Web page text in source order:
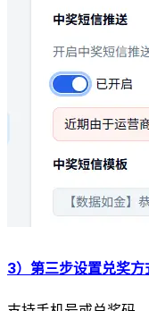
3）第三步设置兑奖方